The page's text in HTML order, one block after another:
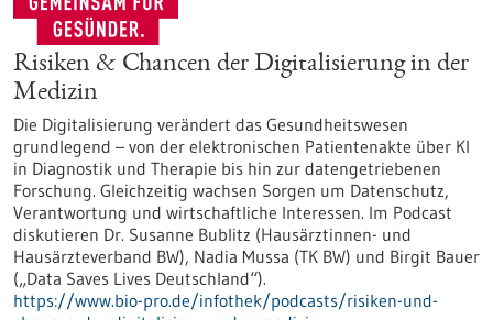
Risiken & Chancen der Digitalisierung in der
Medizin
Die Digitalisierung verändert das Gesundheitswesen
grundlegend – von der elektronischen Patientenakte über KI
in Diagnostik und Therapie bis hin zur datengetriebenen
Forschung. Gleichzeitig wachsen Sorgen um Datenschutz,
Verantwortung und wirtschaftliche Interessen. Im Podcast
diskutieren Dr. Susanne Bublitz (Hausärztinnen- und
Hausärzteverband BW), Nadia Mussa (TK BW) und Birgit Bauer
(„Data Saves Lives Deutschland“).
https://www.bio-pro.de/infothek/podcasts/risiken-und-